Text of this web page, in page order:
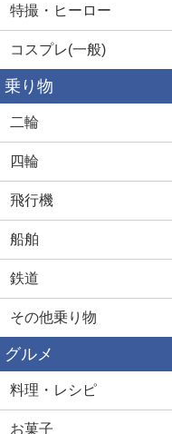
特撮・ヒーロー
コスプレ(一般)
乗り物
二輪
四輪
飛行機
船舶
鉄道
その他乗り物
グルメ
料理・レシピ
お菓子